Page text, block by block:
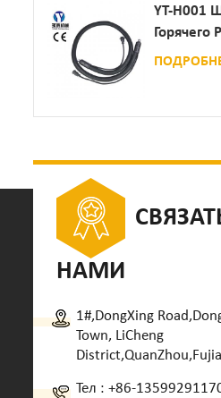
YT-H001
Горячего
НАМИ
1#,DongXing
Town, LiCheng
Тел : +86-